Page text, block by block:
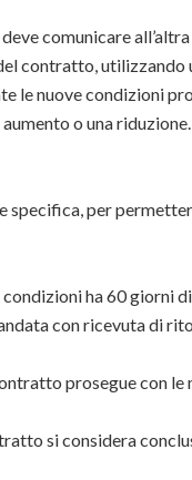
comunicare
contratto, utilizzando
le nuove condizioni
o una riduzione.
specifica, per
ha 60 giorni
con ricevuta di
prosegue con
si considera